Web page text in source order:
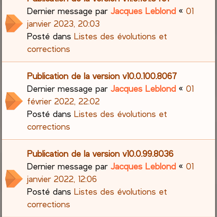
Dernier message parJacques Leblond «01
janvier 2023, 20:03
Posté dansListes des évolutions et
corrections
Publication de la version v10.0.100.8067
Dernier message parJacques Leblond «01
février 2022, 22:02
Posté dansListes des évolutions et
corrections
Publication de la version v10.0.99.8036
Dernier message parJacques Leblond «01
janvier 2022, 12:06
Posté dansListes des évolutions et
corrections